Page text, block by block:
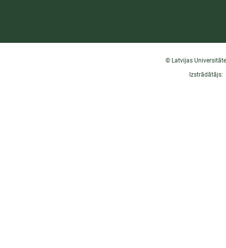
© Latvijas
Izstrādātājs: